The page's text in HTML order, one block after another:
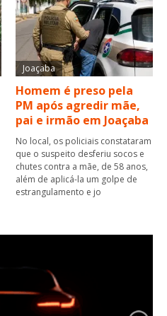
Joaçaba
Homem é preso pela
PM após agredir mãe,
pai e irmão em Joaçaba
No local, os policiais constataram
que o suspeito desferiu socos e
chutes contra a mãe, de 58 anos,
além de aplicá-la um golpe de
estrangulamento e jo